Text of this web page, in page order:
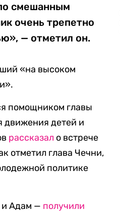
смешанным
очень трепетно
— отметил он.
«на высоком
помощником главы
движения детей и
рассказал о встрече
отметил глава Чечни,
политике
и Адам — получили